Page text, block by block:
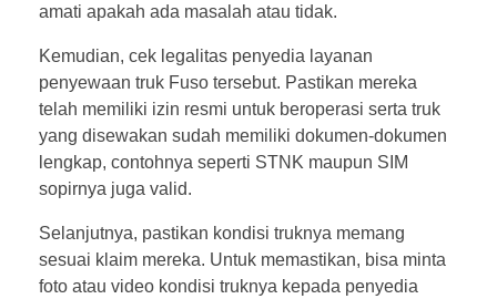
amati apakah ada masalah atau tidak.
Kemudian, cek legalitas penyedia layanan
penyewaan truk Fuso tersebut. Pastikan mereka
telah memiliki izin resmi untuk beroperasi serta truk
yang disewakan sudah memiliki dokumen-dokumen
lengkap, contohnya seperti STNK maupun SIM
sopirnya juga valid.
Selanjutnya, pastikan kondisi truknya memang
sesuai klaim mereka. Untuk memastikan, bisa minta
foto atau video kondisi truknya kepada penyedia